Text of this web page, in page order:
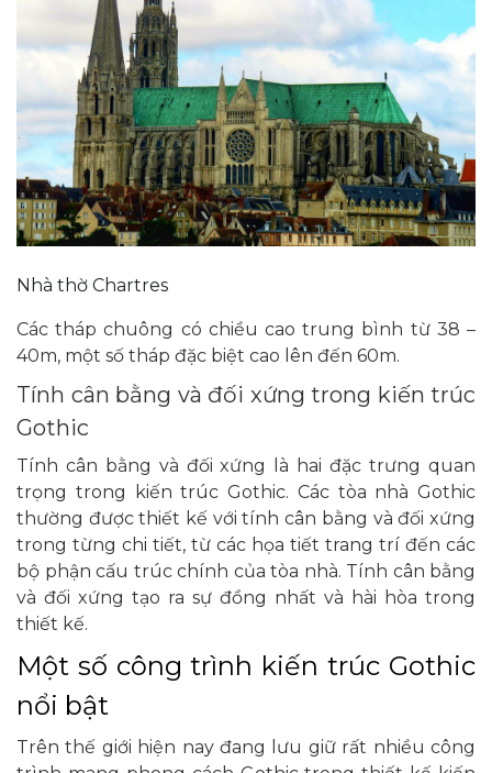
Nhà thờ Chartres
Các tháp chuông có chiều cao trung bình từ 38 –
40m, một số tháp đặc biệt cao lên đến 60m.
Tính cân bằng và đối xứng trong kiến trúc
Gothic
Tính cân bằng và đối xứng là hai đặc trưng quan
trọng trong kiến trúc Gothic. Các tòa nhà Gothic
thường được thiết kế với tính cân bằng và đối xứng
trong từng chi tiết, từ các họa tiết trang trí đến các
bộ phận cấu trúc chính của tòa nhà. Tính cân bằng
và đối xứng tạo ra sự đồng nhất và hài hòa trong
thiết kế.
Một số công trình kiến trúc Gothic
nổi bật
Trên thế giới hiện nay đang lưu giữ rất nhiều công